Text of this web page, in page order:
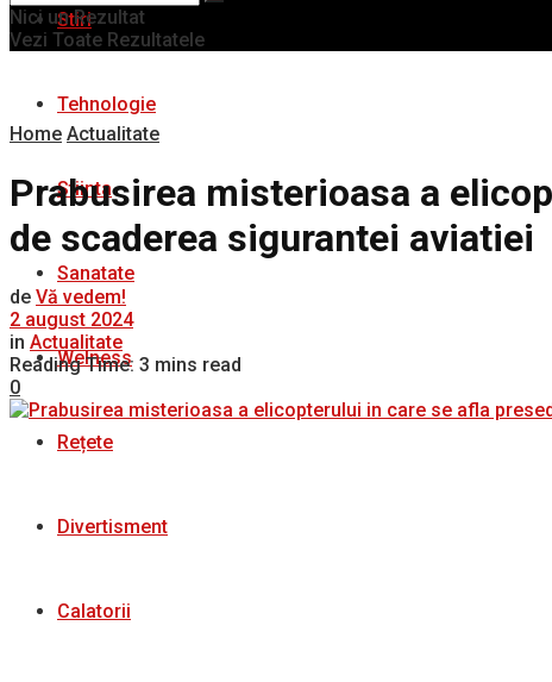
Stiri
Tehnologie
Stiinta
Sanatate
Welness
Rețete
Divertisment
Calatorii
Nici un Rezultat
Vezi Toate Rezultatele
Home Actualitate
Prabusirea misterioasa a
de scaderea sigurantei aviatiei
de Vă vedem!
2 august 2024
in Actualitate
Reading Time: 3 mins read
0